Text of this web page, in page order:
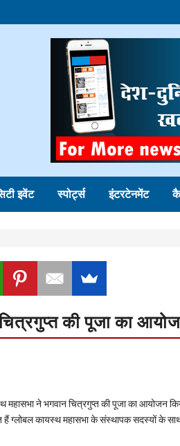
इवेंट स्पोर्ट्स इंटरटेनमेंट
की पूजा का
महासभा ने भगवान चित्रगुप्त की पूजा का आयोजन
ग्लोबल कायस्थ महासभा के संस्थापक सदस्यों के